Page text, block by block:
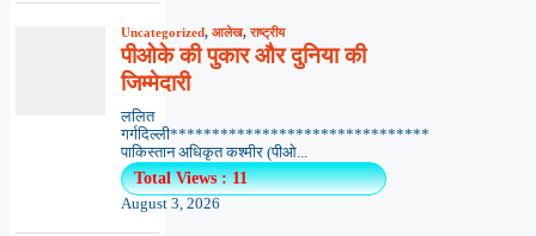
Uncategorized, आलेख,राष्ट्रीय
पीओके की पुकार और दुनिया की
जिम्मेदारी
ललित
गर्गदिल्ली*******************************
पाकिस्तान अधिकृत कश्मीर (पीओ...
Total Views : 11
August 3, 2026